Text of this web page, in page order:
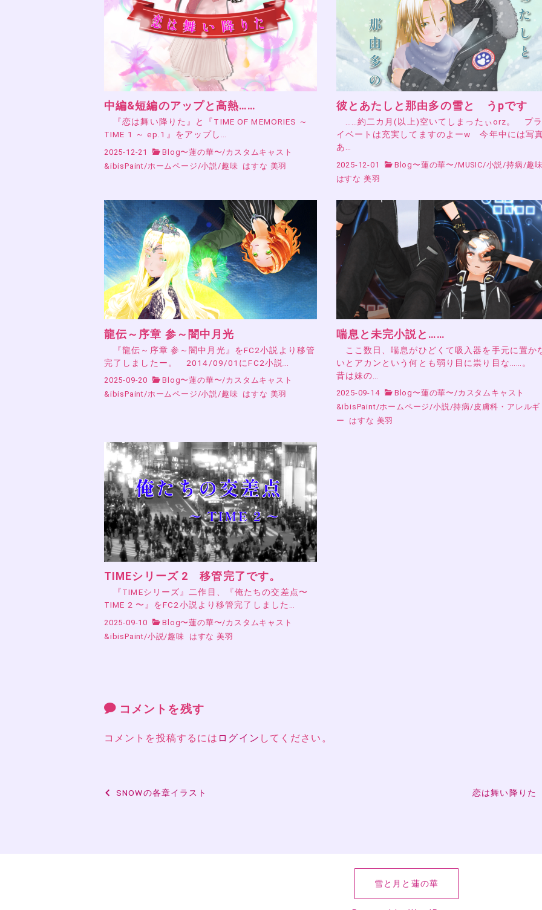
中編&短編のアップと高熱……
『恋は舞い降りた』と『TIME OF MEMORIES ～
TIME 1 ～ ep.1』をアップし…
2025-12-21 Blog〜蓮の華〜/カスタムキャスト
&ibisPaint/ホームページ /小説 /趣味 はすな 美羽
彼とあたしと那由多の雪と うpです
……約二カ月(以上)空いてしまったぃorz。 プ
イベートは充実してますのよーw 今年中には写
あ…
2025-12-01 Blog〜蓮の華〜 /MUSIC/小説 /持病 /趣
はすな 美羽
龍伝～序章 参～闇中月光
『龍伝～序章 参～闇中月光』をFC2小説より移管
完了しましたー。 2014/09/01にFC2小説…
2025-09-20 Blog〜蓮の華〜/カスタムキャスト
&ibisPaint/ホームページ/小説/趣味 はすな 美羽
喘息と未完小説と……
ここ数日、喘息がひどくて吸入器を手元に置か
いとアカンという何とも弱り目に祟り目な……。
昔は妹の…
2025-09-14 Blog〜蓮の華〜/カスタムキャスト
&ibisPaint/ホームページ/小説/持病/皮膚科・アレルギ
ー
はすな 美羽
TIMEシリーズ 2 移管完了です。
『TIMEシリーズ』二作目、『俺たちの交差点〜
TIME 2 〜』をFC2小説より移管完了しました…
2025-09-10 Blog〜蓮の華〜/カスタムキャスト
&ibisPaint/小説 /趣味 はすな 美羽
コメントを残す
コメントを投稿するには ログイン してください。
投
SNOWの各章イラスト 恋は舞い降りた
雪と月と蓮の華